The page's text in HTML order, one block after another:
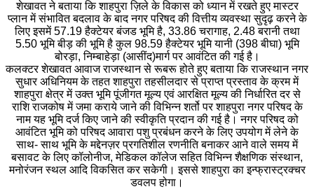
शेखावत ने बताया कि शाहपुरा ज़िले के विकास को ध्यान में रखते हुए मास्टर
प्लान में संभावित बदलाव के बाद नगर परिषद की वित्तीय व्यवस्था सुदृढ़ करने के
लिए इसमें 57.19 हैक्टेयर बंजड भूमि है, 33.86 चरागाह, 2.48 बरानी तथा
5.50 भूमि बीड़ की भूमि है कुल 98.59 हैक्टेयर भूमि यानी (398 बीघा) भूमि
बोरड़ा, निम्बाहेड़ा (आसींद)मार्ग पर आवंटित की गई है।
कलक्टर शेखावत आवाज राजस्थान से रूबरू होते हुए बताया कि राजस्थान नगर
सुधार अधिनियम के तहत शाहपुरा तहसीलदार से प्राप्त प्रस्ताव के क्रम में
शाहपुरा क्षेत्र में उक्त भूमि पूंजीगत मूल्य एवं आरक्षित मूल्य की निर्धारित दर से
राशि राजकोष में जमा कराये जाने की विभिन्न शर्तो पर शाहपुरा नगर परिषद के
नाम यह भूमि दर्ज किए जाने की स्वीकृति प्रदान की गई है। नगर परिषद को
आवंटित भूमि को परिषद आवारा पशु प्रबंधन करने के लिए उपयोग में लेने के
साथ- साथ भूमि के मद्देनज़र प्रगतिशील रणनीति बनाकर आने वाले समय में
बसावट के लिए कॉलोनीज, मेडिकल कॉलेज सहित विभिन्न शैक्षणिक संस्थान,
मनोरंजन स्थल आदि विकसित कर सकेगी। इससे शाहपुरा का इन्फ्रास्ट्रक्चर
डवलप होगा।